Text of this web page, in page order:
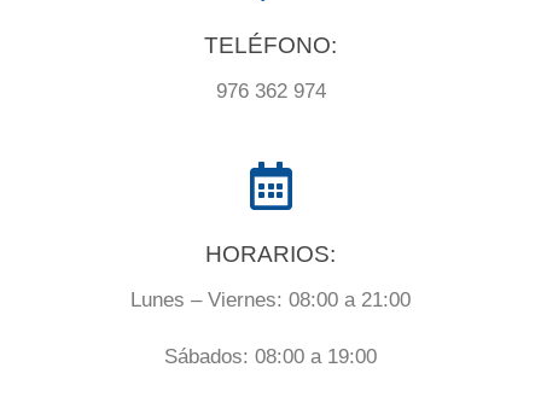
TELÉFONO:
976 362 974
HORARIOS:
Lunes – Viernes: 08:00 a 21:00
Sábados: 08:00 a 19:00